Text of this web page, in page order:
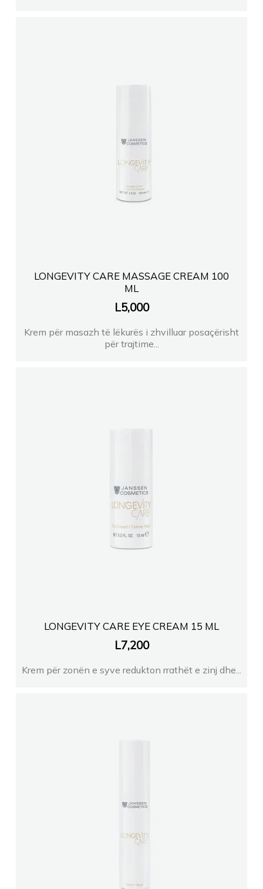
LONGEVITY CARE MASSAGE CREAM 100
ML
L5,000
Krem për masazh të lëkurës i zhvilluar posaçërisht
për trajtime...
LONGEVITY CARE EYE CREAM 15 ML
L7,200
Krem për zonën e syve redukton rrathët e zinj dhe...